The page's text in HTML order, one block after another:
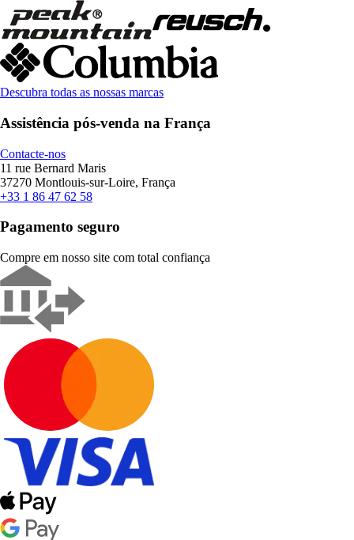
Descubra todas as nossas marcas
Assistência pós-venda na França
Contacte-nos
11 rue Bernard Maris
37270 Montlouis-sur-Loire, França
+33 1 86 47 62 58
Pagamento seguro
Compre em nosso site com total confiança